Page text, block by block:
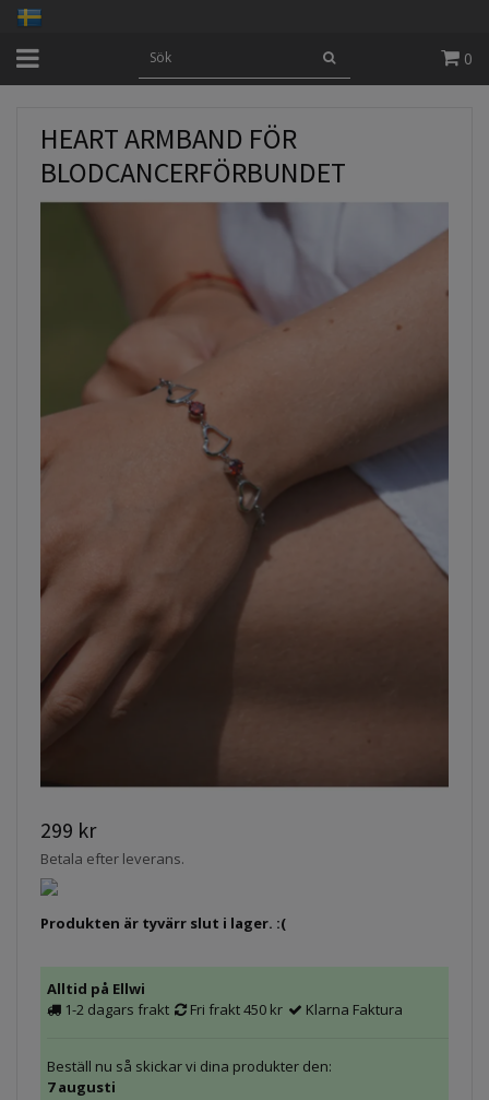
0
HEART ARMBAND FÖR
BLODCANCERFÖRBUNDET
299 kr
Betala efter leverans.
Produkten är tyvärr slut i lager. :(
Alltid på Ellwi
1-2 dagars frakt
Fri frakt 450 kr Klarna Faktura
Beställ nu så skickar vi dina produkter den:
7 augusti